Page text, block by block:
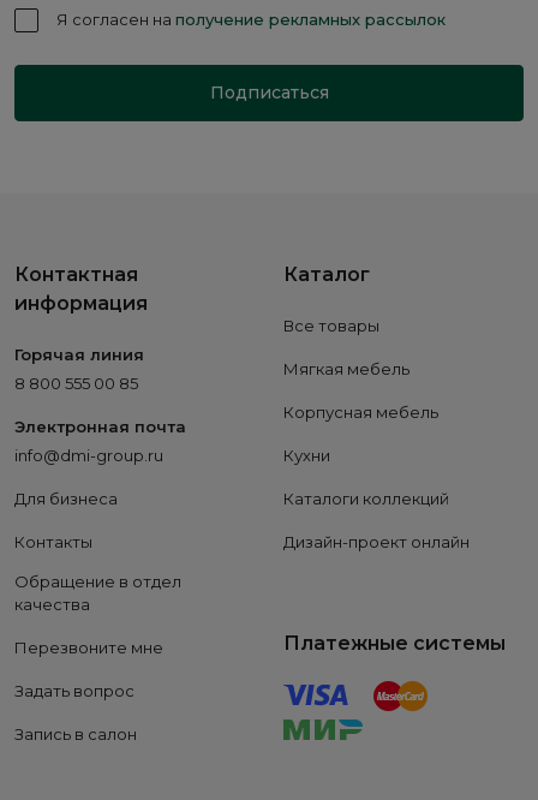
Я согласен на получение рекламных рассылок
Подписаться
Контактная
информация
Горячая линия
8 800 555 00 85
Электронная почта
info@dmi-group.ru
Для бизнеса
Контакты
Обращение в отдел
качества
Перезвоните мне
Задать вопрос
Запись в салон
Каталог
Все товары
Мягкая мебель
Корпусная мебель
Кухни
Каталоги коллекций
Дизайн-проект онлайн
Платежные системы